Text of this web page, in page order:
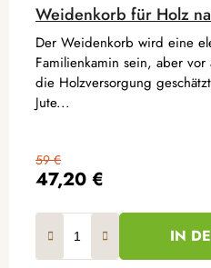
Weidenkorb für Holz
47,20 €
59 €
IN
Der Weidenkorb wird eine
Familienkamin sein, aber
die Holzversorgung
Jute...